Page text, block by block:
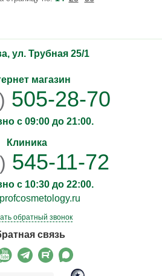
ул. Трубная 25/1
магазин
505-28-70
с 09:00 до 21:00.
Клиника
545-11-72
с 10:30 до 22:00.
обратный звонок
связь